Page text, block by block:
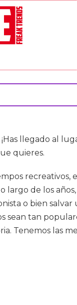
¡Has llegado al
quieres.
de los
o bien salvar
sean tan
Tenemos las